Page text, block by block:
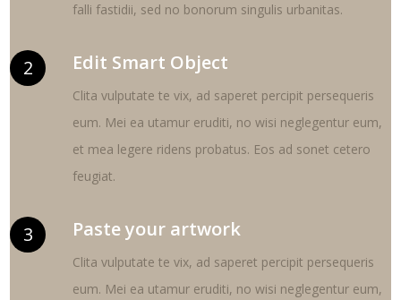
falli fastidii, sed no bonorum singulis urbanitas.
2 Edit Smart Object
Clita vulputate te vix, ad saperet percipit persequeris
eum. Mei ea utamur eruditi, no wisi neglegentur eum,
et mea legere ridens probatus. Eos ad sonet cetero
feugiat.
3 Paste your artwork
Clita vulputate te vix, ad saperet percipit persequeris
eum. Mei ea utamur eruditi, no wisi neglegentur eum,